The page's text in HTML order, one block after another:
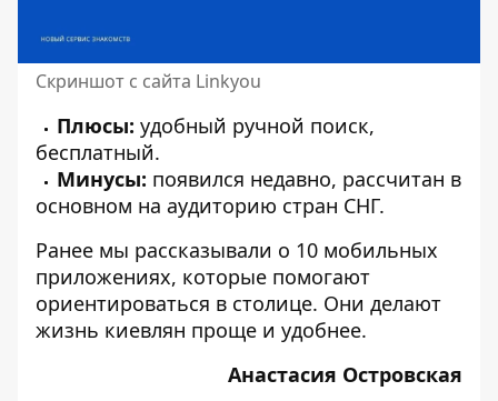
Скриншот с сайта Linkyou
Плюсы: удобный ручной поиск,
бесплатный.
Минусы: появился недавно, рассчитан в
основном на аудиторию стран СНГ.
Ранее мы рассказывали о 10 мобильных
приложениях, которые помогают
ориентироваться в столице. Они делают
жизнь киевлян проще и удобнее.
Анастасия Островская